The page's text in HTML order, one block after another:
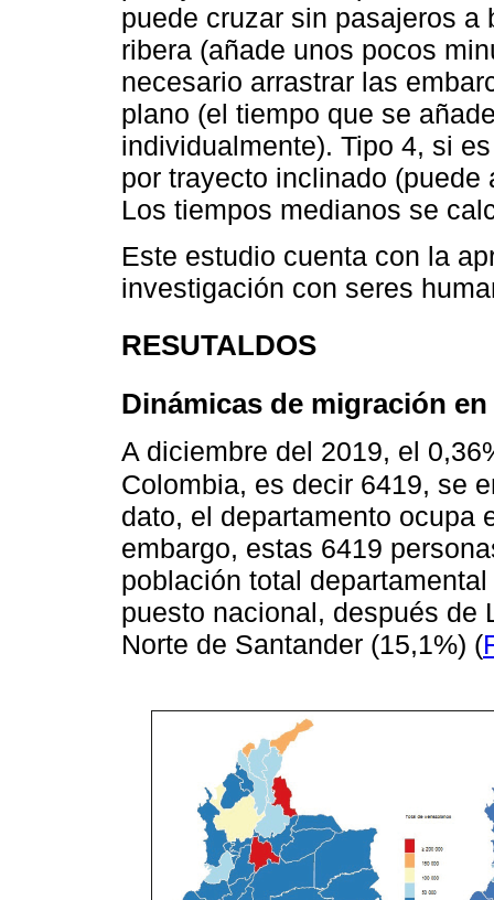
puede cruzar sin pasajeros
ribera (añade unos pocos
necesario arrastrar las
plano (el tiempo que se
individualmente). Tipo 4, si
por trayecto inclinado
Los tiempos medianos se
Este estudio cuenta con la
investigación con seres
RESUTALDOS
Dinámicas de migración
A diciembre del 2019, el
Colombia, es decir 6419, se
dato, el departamento ocupa
embargo, estas 6419
población total
puesto nacional, después de
Norte de Santander (15,1%) (